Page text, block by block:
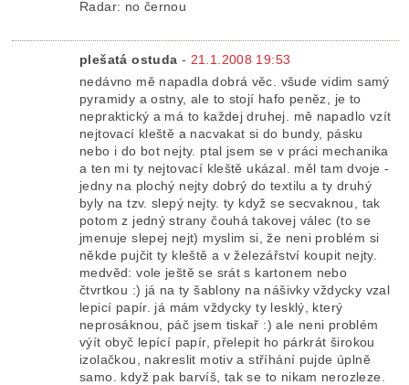
Radar: no černou
plešatá ostuda - 21.1.2008 19:53
nedávno mě napadla dobrá věc. všude vidim samý
pyramidy a ostny, ale to stojí hafo peněz, je to
nepraktický a má to každej druhej. mě napadlo vzít
nejtovací kleště a nacvakat si do bundy, pásku
nebo i do bot nejty. ptal jsem se v práci mechanika
a ten mi ty nejtovací kleště ukázal. měl tam dvoje -
jedny na plochý nejty dobrý do textilu a ty druhý
byly na tzv. slepý nejty. ty když se secvaknou, tak
potom z jedný strany čouhá takovej válec (to se
jmenuje slepej nejt) myslim si, že neni problém si
někde pujčit ty kleště a v železářství koupit nejty.
medvěd: vole ještě se srát s kartonem nebo
čtvrtkou :) já na ty šablony na nášivky vždycky vzal
lepicí papír. já mám vždycky ty lesklý, který
neprosáknou, páč jsem tiskař :) ale neni problém
výít obyč lepící papír, přelepit ho párkrát širokou
izolačkou, nakreslit motiv a stříhání pujde úplně
samo. když pak barvíš, tak se to nikam nerozleze.